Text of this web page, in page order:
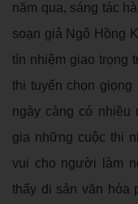
năm qua, sáng tác
soạn giả Ngô Hồng
tín nhiệm giao trọng
thi tuyển chọn
ngày càng có nhiều
gia những cuộc thi
vui cho người làm
thấy di sản văn hóa